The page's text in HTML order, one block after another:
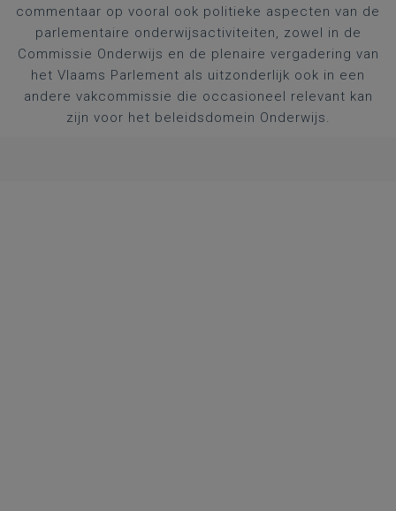
commentaar op vooral ook politieke aspecten van de
parlementaire onderwijsactiviteiten, zowel in de
Commissie Onderwijs en de plenaire vergadering van
het Vlaams Parlement als uitzonderlijk ook in een
andere vakcommissie die occasioneel relevant kan
zijn voor het beleidsdomein Onderwijs.